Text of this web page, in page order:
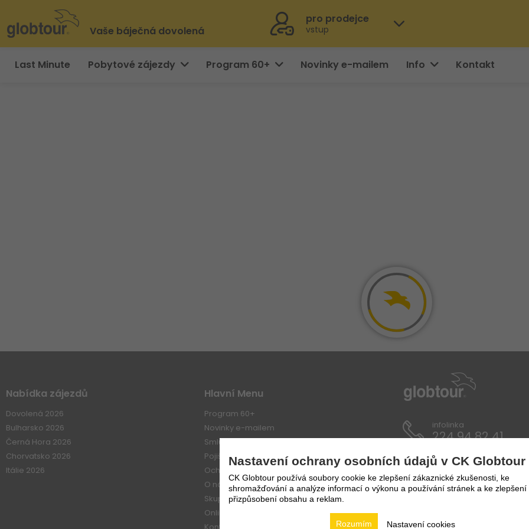
Vaše báječná dovolená
pro prodejce
vstup
Last Minute Pobytové zájezdy Program 60+ Novinky e-mailem Info Kontakt
Nabídka zájezdů
Dovolená 2026
Bulharsko 2026
Černá Hora 2026
Chorvatsko 2026
Itálie 2026
Hlavní Menu
Program 60+
Novinky e-mailem
Smluvní vztahy
Pojištení
Ochrana osobních údajů
O nás
Skupiny
Online platba
infolinka
224 94 82 41
Nastavení ochrany osobních údajů v CK Globtour
CK Globtour používá soubory cookie ke zlepšení zákaznické zkušenosti, ke
shromažďování a analýze informací o výkonu a používání stránek a ke zlepšení
přizpůsobení obsahu a reklam.
Nastavení cookies
Rozumím